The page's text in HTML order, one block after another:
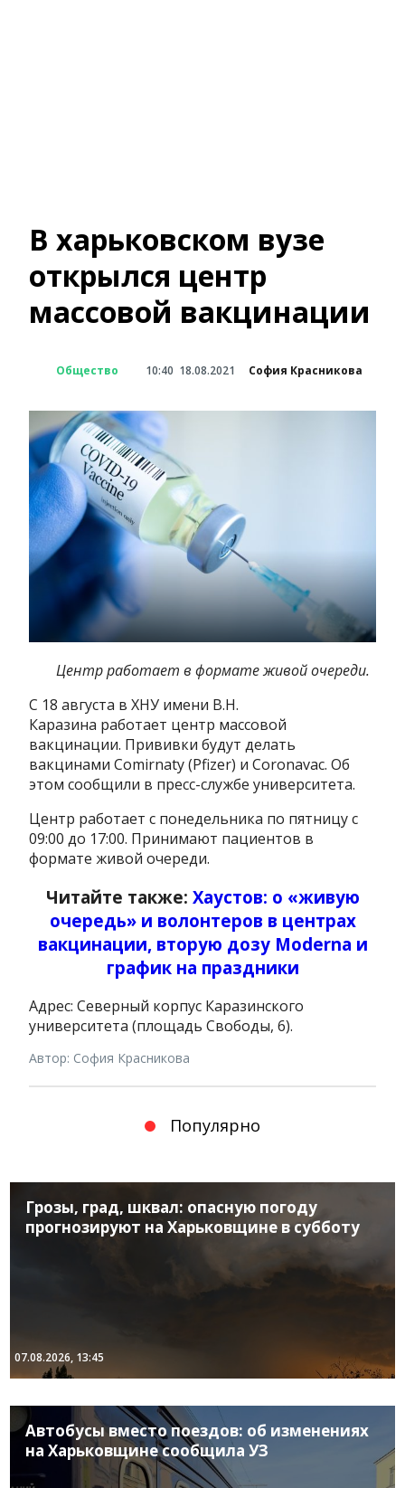
В харьковском вузе
открылся центр
массовой вакцинации
Общество 10:40 18.08.2021 София Красникова
Центр работает в формате живой очереди.
С 18 августа в ХНУ имени В.Н.
Каразина работает центр массовой
вакцинации. Прививки будут делать
вакцинами Comirnaty (Pfizer) и Coronavac. Об
этом сообщили в пресс-службе университета.
Центр работает с понедельника по пятницу с
09:00 до 17:00. Принимают пациентов в
формате живой очереди.
Читайте также: Хаустов: о «живую
очередь» и волонтеров в центрах
вакцинации, вторую дозу Moderna и
график на праздники
Адрес: Северный корпус Каразинского
университета (площадь Свободы, 6).
Автор: София Красникова
Популярно
Грозы, град, шквал: опасную погоду
прогнозируют на Харьковщине в субботу
07.08.2026, 13:45
Автобусы вместо поездов: об изменениях
на Харьковщине сообщила УЗ